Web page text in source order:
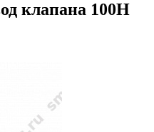
клапана 100Н